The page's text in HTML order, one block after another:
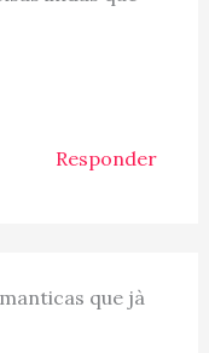
Responder
que jà